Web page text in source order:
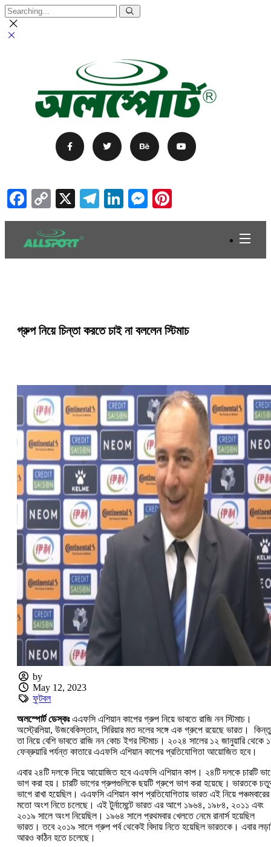
Facebook
Copy
Link
X Telegram
LinkedIn
Messenger
গ্রুপ নিয়ে চিন্তা করতে চাই না বললেন স্টিমাচ
by
May 12, 2023
ফুটবল
অলস্পোর্ট ডেস্কঃএএফসি এশিয়ান কাপের গ্রুপ নিয়ে ভাবতে রাজি নন স্টিমাচ।
অস্ট্রেলিয়া, উজবেকিস্তান, সিরিয়ার মত দলের সঙ্গে এক গ্রুপে রয়েছে ভারত। কিন্তু
তা নিয়ে বেশি ভাবতে রাজি নন কোচ ইগর স্টিমাচ। ২০২৪ সালের ১২ জানুয়ারি থেকে
ফেব্রুয়ারি পর্যন্ত কাতারে এএফসি এশিয়ান কাপের প্রতিযোগিতা আয়োজিত হবে।
এবার ২৪টি দলকে নিয়ে আয়োজিত হবে এএফসি এশিয়ান কাপ। ২৪টি দলকে চারটি
ভাগ করা হয়। চারটি ভাগের গ্রুপগুলিকে ছয়টি গ্রুপে ভাগ করা হয়েছে। ভারতকে
ভাগে রাখা হয়েছিল। এএফসি এশিয়ান কাপ প্রতিযোগিতায় ভারত এই নিয়ে পঞ্চমবারের
মতো অংশ নিতে চলেছে। এই টুর্নামেন্টে ভারত এর আগে ১৯৬৪, ১৯৮৪, ২০১১ এবং
২০১৯ সালে অংশ নিয়েছিল। ১৯৬৪ সালে প্রথমবার খেলতে নেমে রানার্স হয়েছিল
ভারত। তবে ২০১৯ সালে গ্রুপ পর্ব থেকেই বিদায় নিতে হয়েছিল ভারতকে। এবার
আরও কঠিন হতে চলেছে।